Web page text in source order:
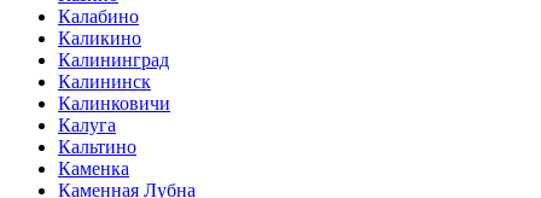
Калабино
Каликино
Калининград
Калининск
Калинковичи
Калуга
Кальтино
Каменка
Каменная Лубна